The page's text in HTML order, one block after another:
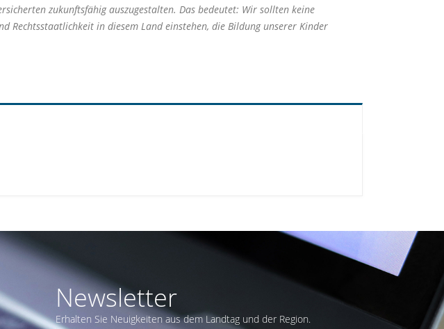
zukunftsfähig auszugestalten. Das bedeutet: Wir sollten keine
Rechtsstaatlichkeit in diesem Land einstehen, die Bildung unserer Kinder
Newsletter
Erhalten Sie Neuigkeiten aus dem Landtag und der Region.